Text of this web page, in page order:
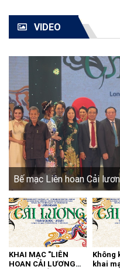
VIDEO
Bế mạc Liên hoan Cải
KHAI MẠC "LIÊN
HOAN CẢI LƯƠNG
Không
khai